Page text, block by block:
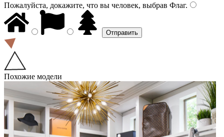
Пожалуйста, докажите, что вы человек, выбрав Флаг.
Похожие модели